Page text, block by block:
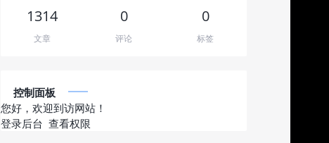
1314
文章
0
评论
0
标签
控制面板
您好，欢迎到访网站！
登录后台 查看权限